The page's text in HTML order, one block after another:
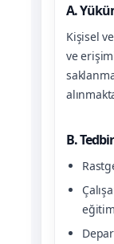
A.
Kişisel
ve
B.